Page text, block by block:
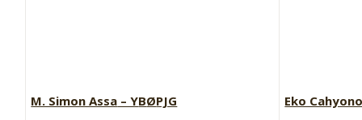
M. Simon Assa – YBØPJG Eko